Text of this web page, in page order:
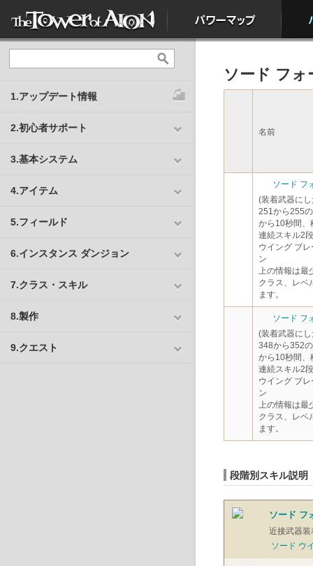
1.アップデート情報
2.初心者サポート
3.基本システム
4.アイテム
5.フィールド
6.インスタンス ダンジョン
7.クラス・スキル
8.製作
9.クエスト
ソード フ
名前
ソード フ
(装着武器に
251から255
から10秒間、
連続スキル2
ウイング ブ
ン
上の情報は最
クラス、レベ
ます。
ソード フ
(装着武器に
348から352
から10秒間、
連続スキル2
ウイング ブ
ン
上の情報は最
クラス、レベ
ます。
段階別スキル説明
ソード フ
近接武器
ソード ウ